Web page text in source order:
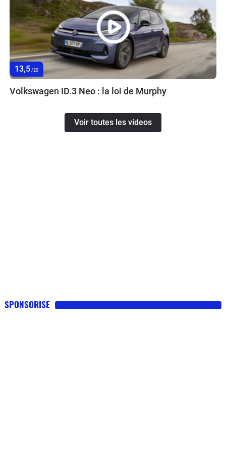
13,5 /20
Volkswagen ID.3 Neo : la loi de Murphy
Voir toutes les videos
SPONSORISE